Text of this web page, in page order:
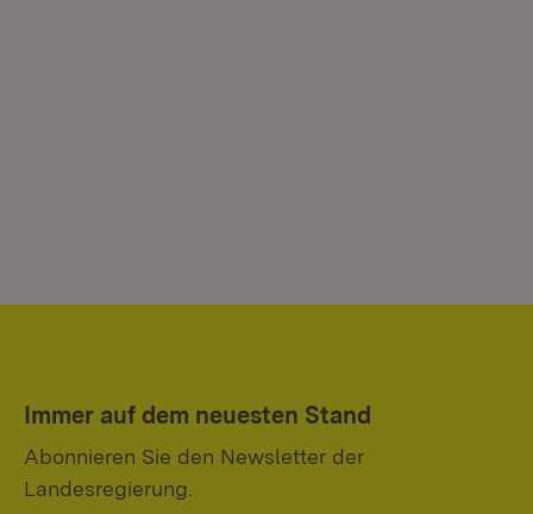
Immer auf dem neuesten Stand
Abonnieren Sie den Newsletter der
Landesregierung.